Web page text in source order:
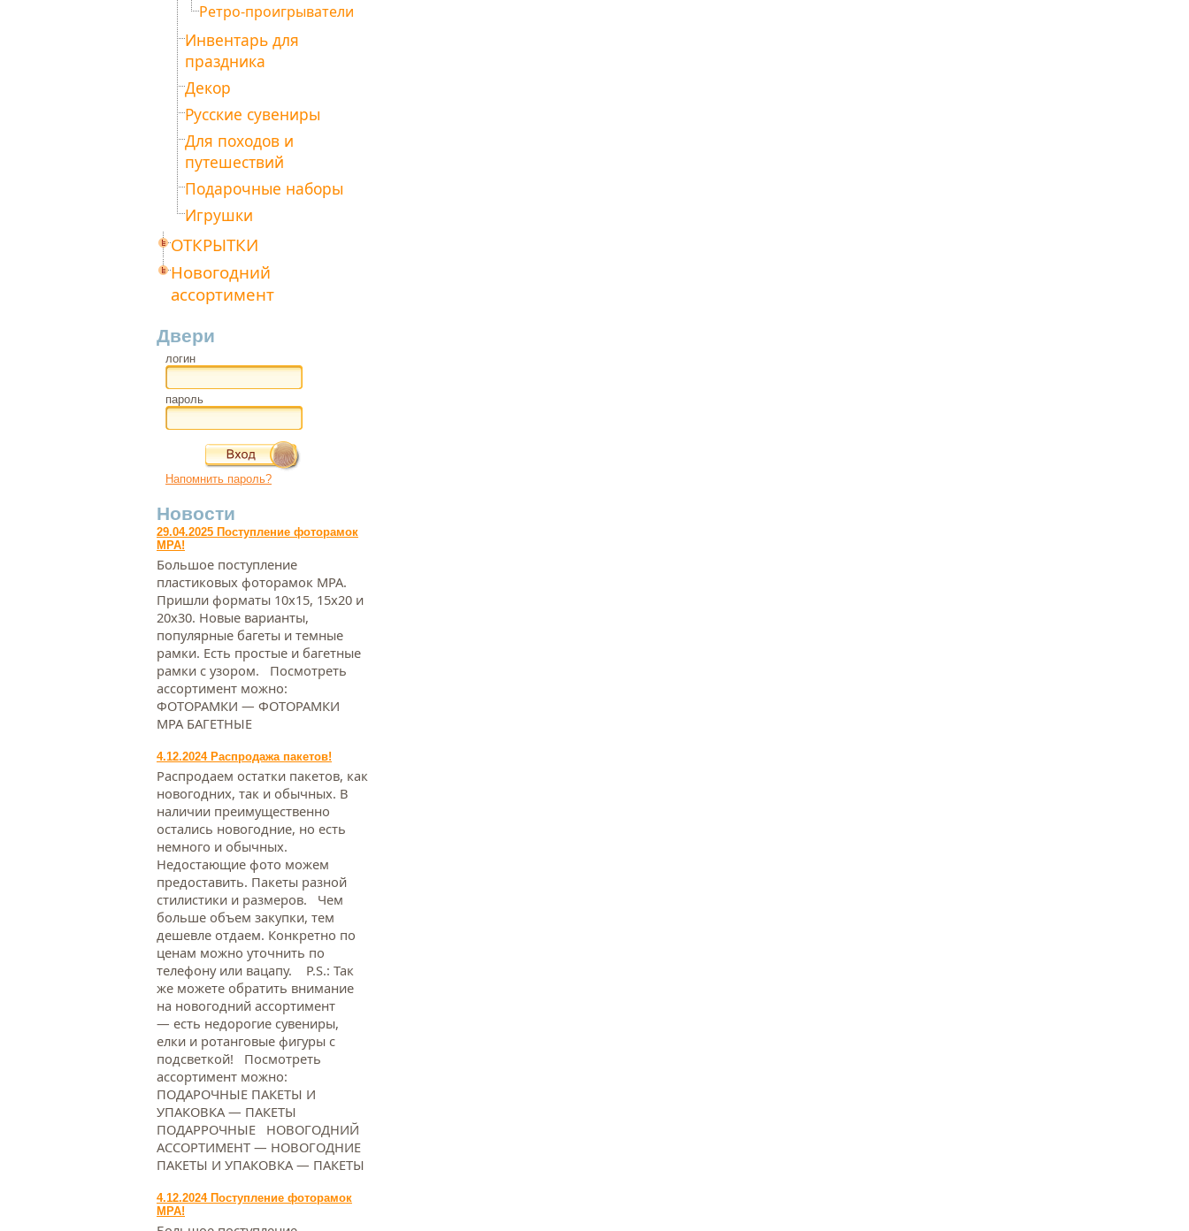
Ретро-проигрыватели
Инвентарь для
праздника
Декор
Русские сувениры
Для походов и
путешествий
Подарочные наборы
Игрушки
ОТКРЫТКИ
Новогодний
ассортимент
Двери
логин
пароль
Напомнить пароль?
Новости
29.04.2025 Поступление фоторамок
МРА!
Большое поступление
пластиковых фоторамок МРА.
Пришли форматы 10х15, 15х20 и
20х30. Новые варианты,
популярные багеты и темные
рамки. Есть простые и багетные
рамки с узором. Посмотреть
ассортимент можно:
ФОТОРАМКИ — ФОТОРАМКИ
МРА БАГЕТНЫЕ
4.12.2024 Распродажа пакетов!
Распродаем остатки пакетов, как
новогодних, так и обычных. В
наличии преимущественно
остались новогодние, но есть
немного и обычных.
Недостающие фото можем
предоставить. Пакеты разной
стилистики и размеров. Чем
больше объем закупки, тем
дешевле отдаем. Конкретно по
ценам можно уточнить по
телефону или вацапу. Р.S.: Так
же можете обратить внимание
на новогодний ассортимент
— есть недорогие сувениры,
елки и ротанговые фигуры с
подсветкой! Посмотреть
ассортимент можно:
ПОДАРОЧНЫЕ ПАКЕТЫ И
УПАКОВКА — ПАКЕТЫ
ПОДАРРОЧНЫЕ НОВОГОДНИЙ
АССОРТИМЕНТ — НОВОГОДНИЕ
ПАКЕТЫ И УПАКОВКА — ПАКЕТЫ
4.12.2024 Поступление фоторамок
МРА!